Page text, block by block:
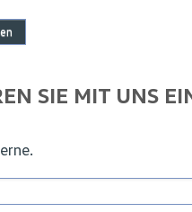
SIE MIT UNS